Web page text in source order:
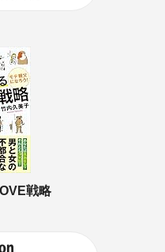
戦略